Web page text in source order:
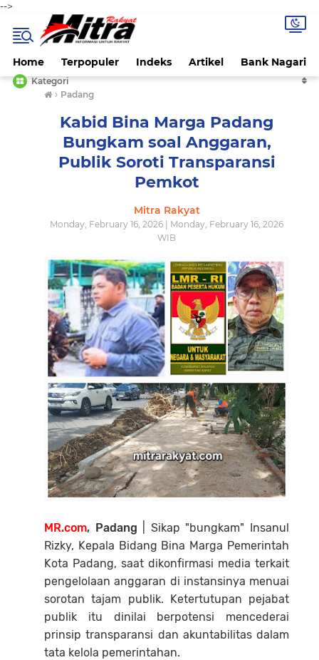
-->
Home Terpopuler Indeks Artikel Bank Nagari
Kategori
› Padang
Kabid Bina Marga Padang
Bungkam soal Anggaran,
Publik Soroti Transparansi
Pemkot
Mitra Rakyat
Monday, February 16, 2026 | Monday, February 16, 2026
WIB
MR.com, Padang | Sikap "bungkam" Insanul
Rizky, Kepala Bidang Bina Marga Pemerintah
Kota Padang, saat dikonfirmasi media terkait
pengelolaan anggaran di instansinya menuai
sorotan tajam publik. Ketertutupan pejabat
publik itu dinilai berpotensi mencederai
prinsip transparansi dan akuntabilitas dalam
tata kelola pemerintahan.